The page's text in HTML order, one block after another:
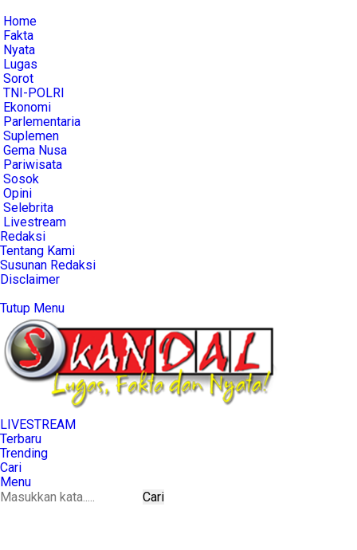
Home
Fakta
Nyata
Lugas
Sorot
TNI-POLRI
Ekonomi
Parlementaria
Suplemen
Gema Nusa
Pariwisata
Sosok
Opini
Selebrita
Livestream
Redaksi
Tentang Kami
Susunan Redaksi
Disclaimer
Tutup Menu
LIVESTREAM
Terbaru
Trending
Cari
Menu
Cari